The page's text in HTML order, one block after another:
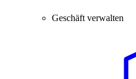
Geschäft verwalten